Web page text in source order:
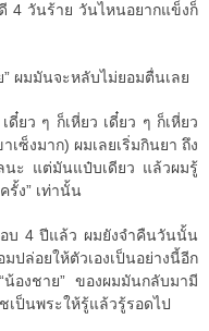
4 วันร้าย วันไหนอยากแข็งก็
ผมมันจะหลับไม่ยอมตื่นเลย
ดี๋ยว ๆ ก็เหี่ยว เดี๋ยว ๆ ก็เหี่ยว
เซ็งมาก) ผมเลยเริ่มกินยา ถึง
นะ แต่มันแป๋บเดียว แล้วผมรู้
รั้ง” เท่านั้น
อบ 4 ปีแล้ว ผมยังจำคืนวันนั้น
ล่อยให้ตัวเองเป็นอย่างนี้อีก
น้องชาย” ของผมมันกลับมามี
เป็นพระให้รู้แล้วรู้รอดไป